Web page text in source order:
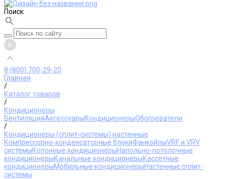
Поиск
8 (800) 700-29-20
Главная
/
Каталог товаров
/
Кондиционеры
ВентиляцияАксессуарыКондиционерыОбогреватели
/
Кондиционеры (сплит-системы) настенные
Компрессорно-конденсаторные блокиФанкойлыVRF и VRV
системыКолонные кондиционерыНапольно-потолочные
кондиционерыКанальные кондиционерыКассетные
кондиционерыМобильные кондиционерыНастенные сплит-
системы